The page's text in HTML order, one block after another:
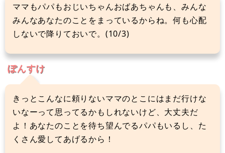
ママもパパもおじいちゃんおばあちゃんも、みんな
みんなあなたのことをまっているからね。何も心配
しないで降りておいで。(10/3)
ぽんすけ
きっとこんなに頼りないママのとこにはまだ行けな
いなーって思ってるかもしれないけど、大丈夫だ
よ！あなたのことを待ち望んでるパパもいるし、た
くさん愛してあげるから！